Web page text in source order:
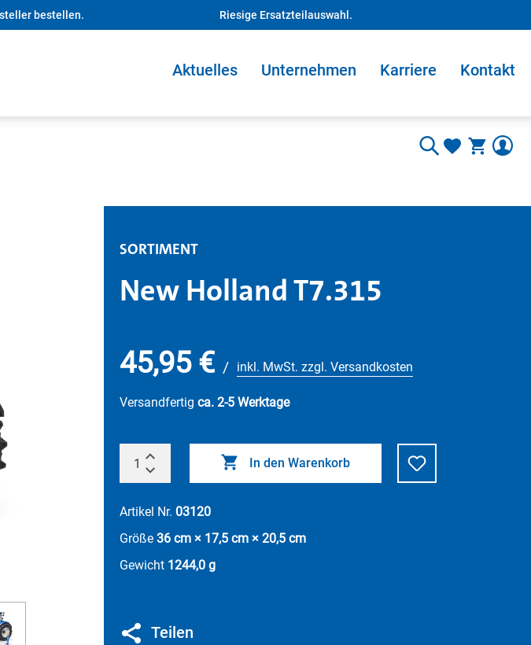
bestellen. Riesige Ersatzteilauswahl.
Aktuelles Unternehmen Karriere Kontakt
SORTIMENT
New Holland T7.315
45,95 € / inkl. MwSt. zzgl. Versandkosten
Versandfertig ca. 2-5 Werktage
In den Warenkorb
Artikel Nr. 03120
Größe 36 cm × 17,5 cm × 20,5 cm
Gewicht 1244,0 g
Teilen